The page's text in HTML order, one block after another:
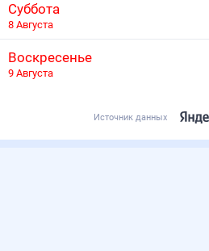
Суббота
8 Августа
Воскресенье
9 Августа
Источник данных